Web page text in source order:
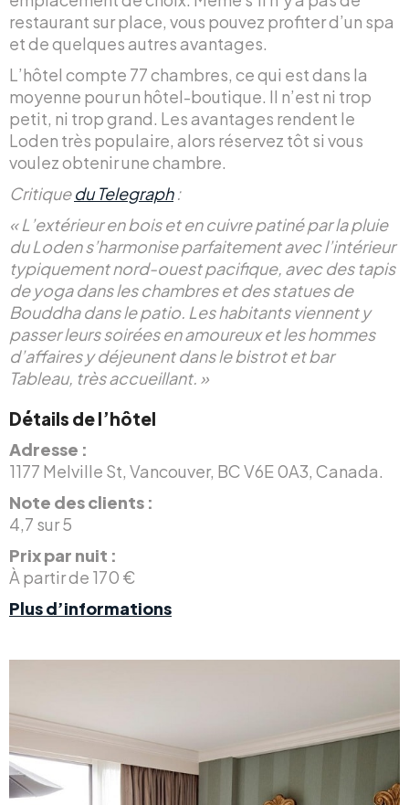
restaurant sur place, vous pouvez profiter d’un spa
et de quelques autres avantages.
L’hôtel compte 77 chambres, ce qui est dans la
moyenne pour un hôtel-boutique. Il n’est ni trop
petit, ni trop grand. Les avantages rendent le
Loden très populaire, alors réservez tôt si vous
voulez obtenir une chambre.
Critiquedu Telegraph:
« L’extérieur en bois et en cuivre patiné par la pluie
du Loden s’harmonise parfaitement avec l’intérieur
typiquement nord-ouest pacifique, avec des tapis
de yoga dans les chambres et des statues de
Bouddha dans le patio. Les habitants viennent y
passer leurs soirées en amoureux et les hommes
d’affaires y déjeunent dans le bistrot et bar
Tableau, très accueillant. »
Détails de l’hôtel
Adresse :
1177 Melville St, Vancouver, BC V6E 0A3, Canada.
Note des clients :
4,7 sur 5
Prix par nuit :
À partir de 170 €
Plus d’informations